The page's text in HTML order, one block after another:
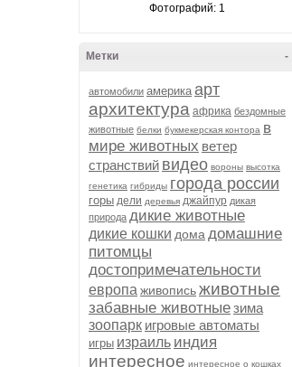
Фотографий: 1
-
Метки
автомобили америка арт
архитектура африка бездомные
животные белки букмекерская контора в
мире животных ветер
странствий видео вороны высотка
генетика гибриды города россии
горы дели деревья джайпур дикая
природа дикие животные
дикие кошки дома домашние
питомцы
достопримечательности
европа живописьживотные
забавные животныезима
зоопарк игровые автоматы
игры израиль индия
интересное интересное о кошках